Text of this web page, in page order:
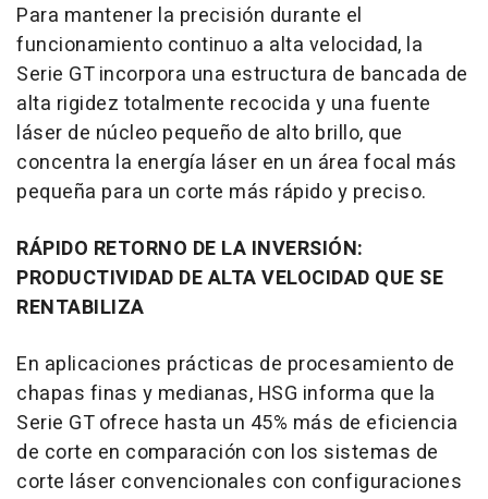
Para mantener la precisión durante el
funcionamiento continuo a alta velocidad, la
Serie GT incorpora una estructura de bancada de
alta rigidez totalmente recocida y una fuente
láser de núcleo pequeño de alto brillo, que
concentra la energía láser en un área focal más
pequeña para un corte más rápido y preciso.
RÁPIDO RETORNO DE LA INVERSIÓN:
PRODUCTIVIDAD DE ALTA VELOCIDAD QUE SE
RENTABILIZA
En aplicaciones prácticas de procesamiento de
chapas finas y medianas, HSG informa que la
Serie GT ofrece hasta un 45% más de eficiencia
de corte en comparación con los sistemas de
corte láser convencionales con configuraciones